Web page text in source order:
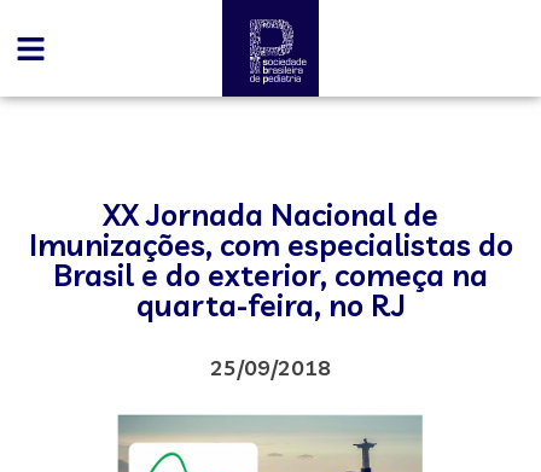
XX Jornada Nacional de
Imunizações, com especialistas do
Brasil e do exterior, começa na
quarta-feira, no RJ
25/09/2018